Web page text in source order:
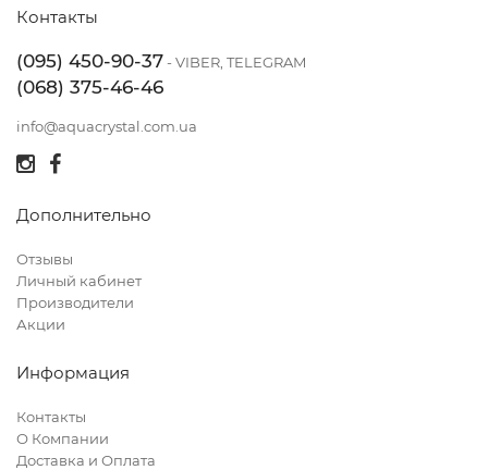
Контакты
(095) 450-90-37- VIBER, TELEGRAM
(068) 375-46-46
info@aquacrystal.com.ua
Дополнительно
Отзывы
Личный кабинет
Производители
Акции
Информация
Контакты
О Компании
Доставка и Оплата